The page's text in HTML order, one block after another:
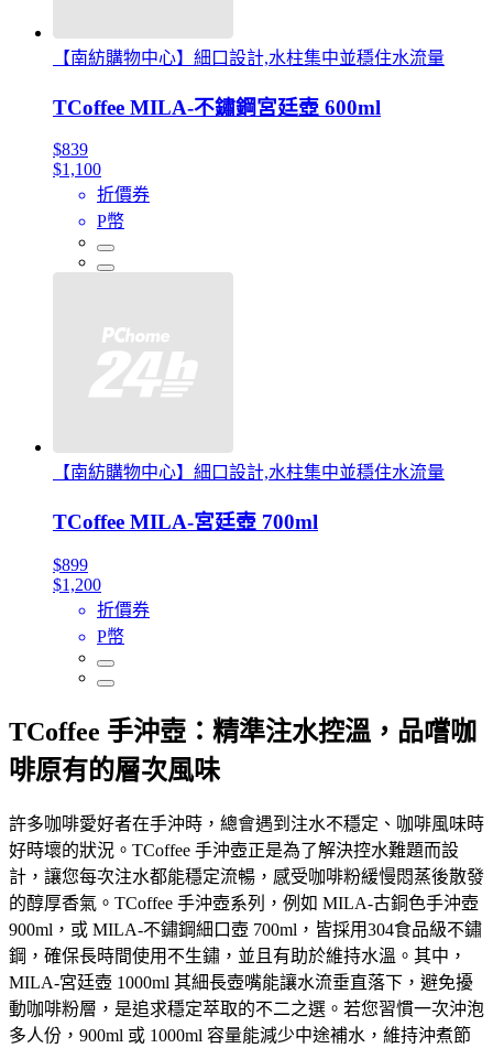
【南紡購物中心】細口設計,水柱集中並穩住水流量
TCoffee MILA-不鏽鋼宮廷壺 600ml
$839
$1,100
折價券
P幣
【南紡購物中心】細口設計,水柱集中並穩住水流量
TCoffee MILA-宮廷壺 700ml
$899
$1,200
折價券
P幣
TCoffee 手沖壺：精準注水控溫，品嚐咖
啡原有的層次風味
許多咖啡愛好者在手沖時，總會遇到注水不穩定、咖啡風味時
好時壞的狀況。TCoffee 手沖壺正是為了解決控水難題而設
計，讓您每次注水都能穩定流暢，感受咖啡粉緩慢悶蒸後散發
的醇厚香氣。TCoffee 手沖壺系列，例如 MILA-古銅色手沖壺
900ml，或 MILA-不鏽鋼細口壺 700ml，皆採用304食品級不鏽
鋼，確保長時間使用不生鏽，並且有助於維持水溫。其中，
MILA-宮廷壺 1000ml 其細長壺嘴能讓水流垂直落下，避免擾
動咖啡粉層，是追求穩定萃取的不二之選。若您習慣一次沖泡
多人份，900ml 或 1000ml 容量能減少中途補水，維持沖煮節